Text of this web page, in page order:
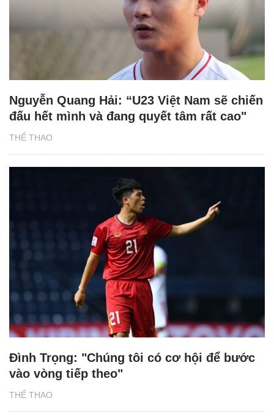
THỂ THAO
Nguyễn Quang Hải: “U23 Việt Nam sẽ chiến
đấu hết mình và đang quyết tâm rất cao"
THỂ THAO
Đình Trọng: "Chúng tôi có cơ hội để bước
vào vòng tiếp theo"